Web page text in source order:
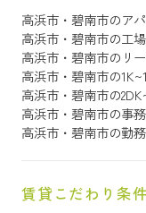
高浜市・碧南市のア
高浜市・碧南市の工
高浜市・碧南市のリ
高浜市・碧南市の
高浜市・碧南市の
高浜市・碧南市の事
高浜市・碧南市の勤
賃貸こだわり条